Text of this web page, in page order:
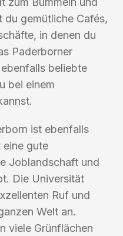
du gemütliche Cafés,
in denen du
Paderborner
beliebte
bei einem
ist ebenfalls
eine gute
Joblandschaft und
Die Universität
Ruf und
Welt an.
viele Grünflächen